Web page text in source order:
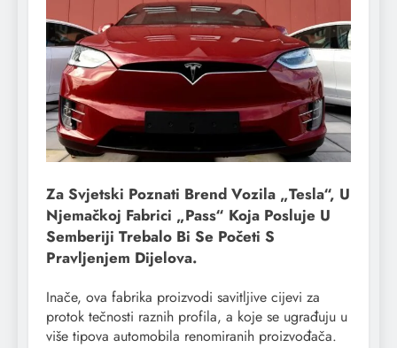
Za Svjetski Poznati Brend Vozila „Tesla“, U
Njemačkoj Fabrici „Pass“ Koja Posluje U
Semberiji Trebalo Bi Se Početi S
Pravljenjem Dijelova.
Inače, ova fabrika proizvodi savitljive cijevi za
protok tečnosti raznih profila, a koje se ugrađuju u
više tipova automobila renomiranih proizvođača.